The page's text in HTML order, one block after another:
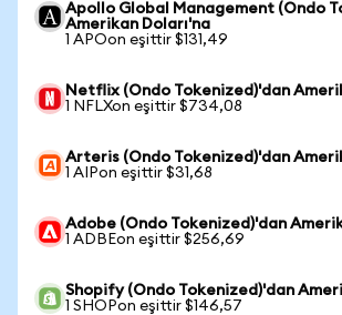
Apollo Global Management (Ondo
Amerikan Doları'na
1 APOon eşittir $131,49
Netflix (Ondo Tokenized)'dan
1 NFLXon eşittir $734,08
Arteris (Ondo Tokenized)'dan
1 AIPon eşittir $31,68
Adobe (Ondo Tokenized)'dan
1 ADBEon eşittir $256,69
Shopify (Ondo Tokenized)'dan
1 SHOPon eşittir $146,57